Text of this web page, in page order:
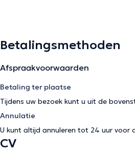
Betalingsmethoden
Afspraakvoorwaarden
Betaling ter plaatse
Tijdens uw bezoek kunt u uit de
Annulatie
U kunt altijd annuleren tot 24 uur voor
CV